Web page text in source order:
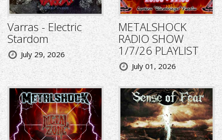
Varras - Electric
Stardom
July 29, 2026
METALSHOCK
RADIO SHOW
1/7/26 PLAYLIST
July 01, 2026